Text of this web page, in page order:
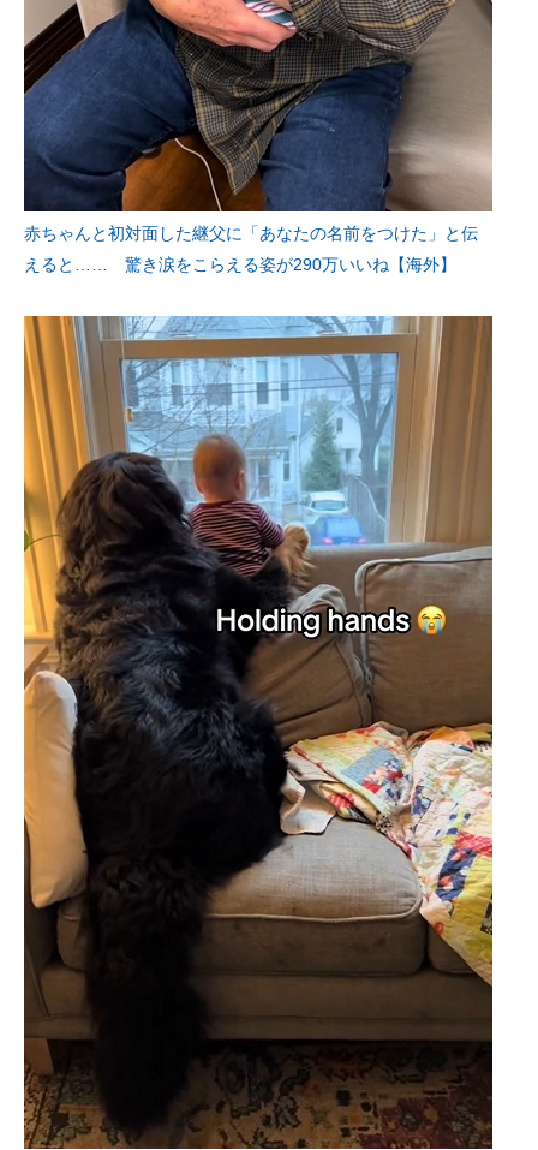
赤ちゃんと初対面した継父に「あなたの名前をつけた」と伝
えると…… 驚き涙をこらえる姿が290万いいね【海外】